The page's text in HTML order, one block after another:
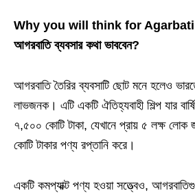
Why you will think for Agarbati
আগরবাতি ব্যবসার কথা ভাববেন?
আগরবাতি তৈরির ব্যবসাটি ছোট মনে হলেও
লাভজনক। এটি একটি ঐতিহ্যবাহী শিল্প যার
৭,৫০০ কোটি টাকা, যেখানে প্রায় ৫ লক্ষ
কোটি টাকার পণ্য রপ্তানি করে।
একটি কমপ্যাক্ট পণ্য হওয়া সত্ত্বেও,